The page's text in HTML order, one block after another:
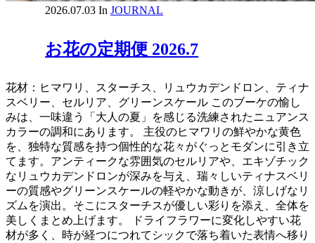
2026.07.03 In JOURNAL
お花の定期便 2026.7
花材：ヒマワリ、スターチス、リュウカデンドロン、ティナ
スベリー、セルリア、グリーンスケール このブーケの愉し
みは、一味違う「大人の夏」を感じる洗練されたニュアンス
カラーの調和にあります。 主役のヒマワリの鮮やかな黄色
を、独特な質感を持つ個性的な花々がぐっとモダンに引き立
てます。アンティークな雰囲気のセルリアや、エキゾチック
なリュウカデンドロンが深みを与え、瑞々しいティナスベリ
ーの質感やグリーンスケールの軽やかな動きが、涼しげなリ
ズムを演出。そこにスターチスが優しい彩りを添え、全体を
美しくまとめ上げます。 ドライフラワーに変化しやすい花
材が多く、時が経つにつれてシックで落ち着いた表情へ移り